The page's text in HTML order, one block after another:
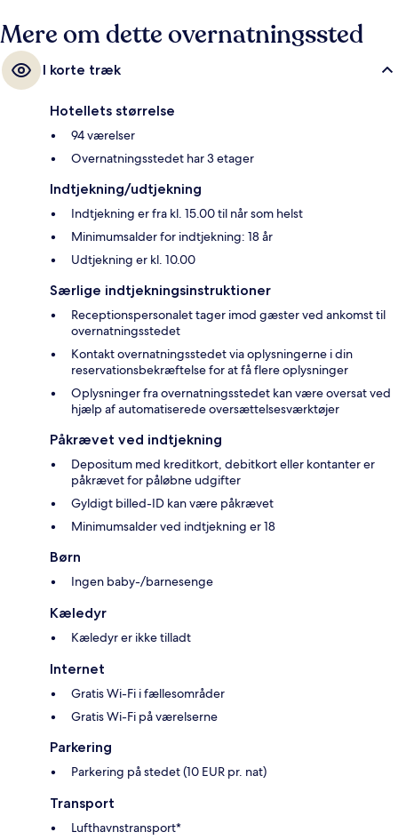
Mere om dette overnatningssted
I korte træk
Hotellets størrelse
94 værelser
Overnatningsstedet har 3 etager
Indtjekning/udtjekning
Indtjekning er fra kl. 15.00 til når som helst
Minimumsalder for indtjekning: 18 år
Udtjekning er kl. 10.00
Særlige indtjekningsinstruktioner
Receptionspersonalet tager imod gæster ved ankomst til
overnatningsstedet
Kontakt overnatningsstedet via oplysningerne i din
reservationsbekræftelse for at få flere oplysninger
Oplysninger fra overnatningsstedet kan være oversat ved
hjælp af automatiserede oversættelsesværktøjer
Påkrævet ved indtjekning
Depositum med kreditkort, debitkort eller kontanter er
påkrævet for påløbne udgifter
Gyldigt billed-ID kan være påkrævet
Minimumsalder ved indtjekning er 18
Børn
Ingen baby-/barnesenge
Kæledyr
Kæledyr er ikke tilladt
Internet
Gratis Wi-Fi i fællesområder
Gratis Wi-Fi på værelserne
Parkering
Parkering på stedet (10 EUR pr. nat)
Transport
Lufthavnstransport*